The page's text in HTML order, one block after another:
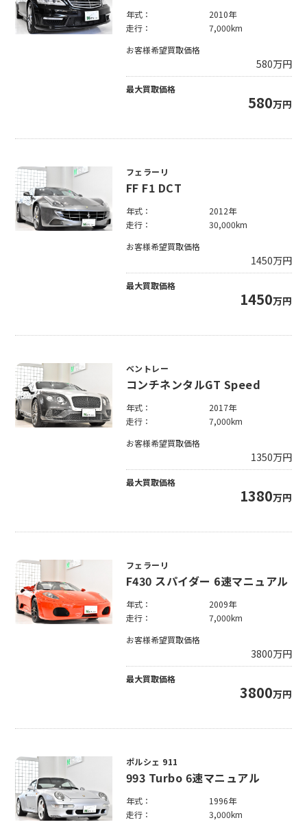
年式：
2010年
走行：
7,000km
お客様希望買取価格
580万円
最大買取価格
580万円
フェラーリ
FF F1 DCT
年式：
2012年
走行：
30,000km
お客様希望買取価格
1450万円
最大買取価格
1450万円
ベントレー
コンチネンタルGT Speed
年式：
2017年
走行：
7,000km
お客様希望買取価格
1350万円
最大買取価格
1380万円
フェラーリ
F430 スパイダー 6速マニュアル
年式：
2009年
走行：
7,000km
お客様希望買取価格
3800万円
最大買取価格
3800万円
ポルシェ 911
993 Turbo 6速マニュアル
年式：
1996年
走行：
3,000km